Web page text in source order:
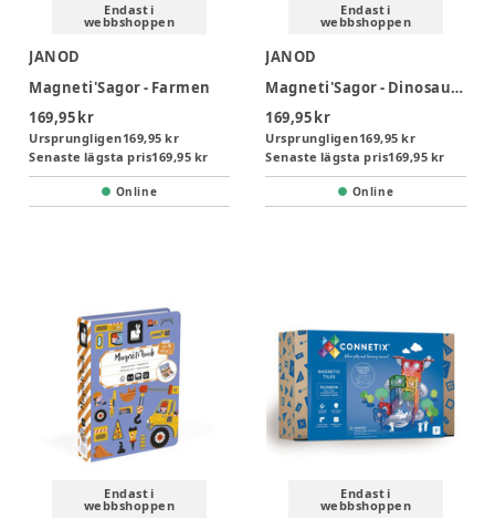
Endast i
webbshoppen
JANOD
Magneti'Sagor - Farmen
169,95 kr
Ursprungligen169,95 kr
Senaste lägsta pris169,95 kr
Online
Endast i
webbshoppen
JANOD
Magneti'Sagor - Dinosaurier
169,95 kr
Ursprungligen169,95 kr
Senaste lägsta pris169,95 kr
Online
Endast i
webbshoppen
Endast i
webbshoppen